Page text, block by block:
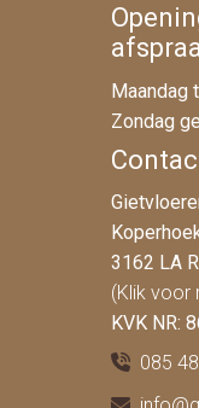
Maandag
Zondag
3162 LA
(Klik voor
KVK NR:
085